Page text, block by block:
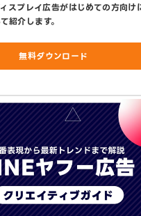
スプレイ広告がはじめての方向け
紹介します。
無料ダウンロード